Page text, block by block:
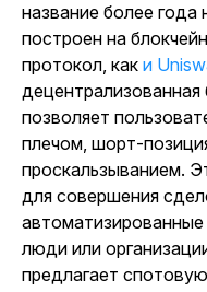
название более
построен на
протокол, как и
децентрализованная
позволяет
плечом, шорт-
проскальзыванием.
для совершения
люди или
предлагает